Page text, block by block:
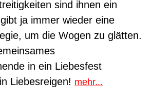
sind ihnen ein
ja immer wieder eine
um die Wogen zu glätten.
in ein Liebesfest
Liebesreigen! mehr...